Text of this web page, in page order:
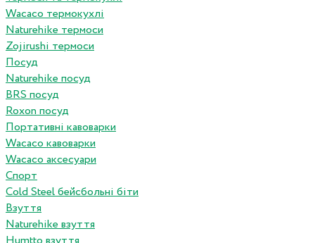
Wacaco термокухлі
Naturehike термоси
Zojirushi термоси
Посуд
Naturehike посуд
BRS посуд
Roxon посуд
Портативні кавоварки
Wacaco кавоварки
Wacaco аксесуари
Спорт
Cold Steel бейсбольні біти
Взуття
Naturehike взуття